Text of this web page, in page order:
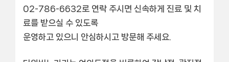
02-786-6632로 연락 주시면 신속하게 진료 및 치
료를 받으실 수 있도록
운영하고 있으니 안심하시고 방문해 주세요.